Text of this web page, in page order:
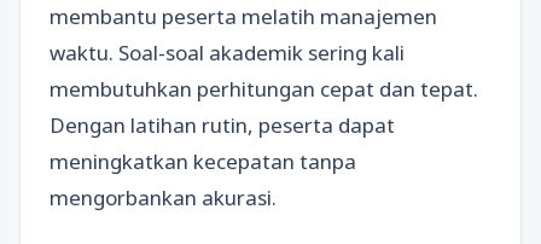
membantu peserta melatih manajemen
waktu. Soal-soal akademik sering kali
membutuhkan perhitungan cepat dan tepat.
Dengan latihan rutin, peserta dapat
meningkatkan kecepatan tanpa
mengorbankan akurasi.